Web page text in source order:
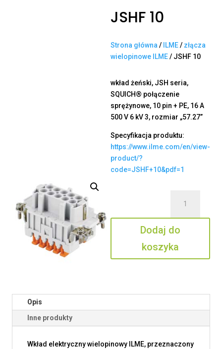
JSHF 10
Strona główna / ILME/ złącza
wielopinowe ILME/ JSHF 10
wkład żeński, JSH seria,
SQUICH® połączenie
sprężynowe, 10 pin + PE, 16 A
500 V 6 kV 3, rozmiar „57.27”
Specyfikacja produktu:
https://www.ilme.com/en/view-
product/?
code=JSHF+10&pdf=1
JSHF
10
Dodaj do
koszyka
Opis
Inne produkty
Wkład elektryczny wielopinowy ILME, przeznaczony